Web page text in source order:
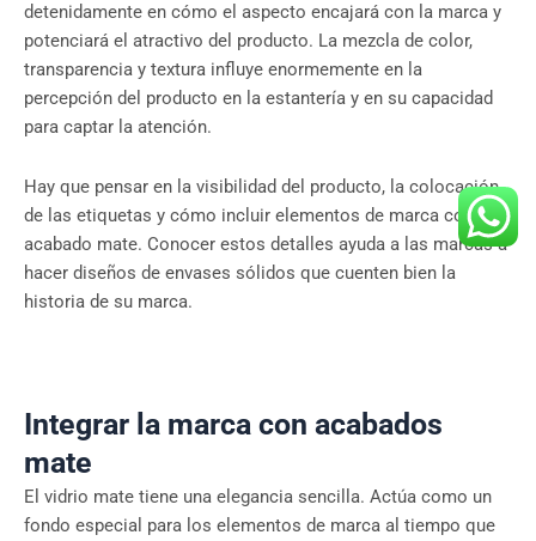
detenidamente en cómo el aspecto encajará con la marca y
potenciará el atractivo del producto. La mezcla de color,
transparencia y textura influye enormemente en la
percepción del producto en la estantería y en su capacidad
para captar la atención.
Hay que pensar en la visibilidad del producto, la colocación
de las etiquetas y cómo incluir elementos de marca con el
acabado mate. Conocer estos detalles ayuda a las marcas a
hacer diseños de envases sólidos que cuenten bien la
historia de su marca.
Integrar la marca con acabados
mate
El vidrio mate tiene una elegancia sencilla. Actúa como un
fondo especial para los elementos de marca al tiempo que